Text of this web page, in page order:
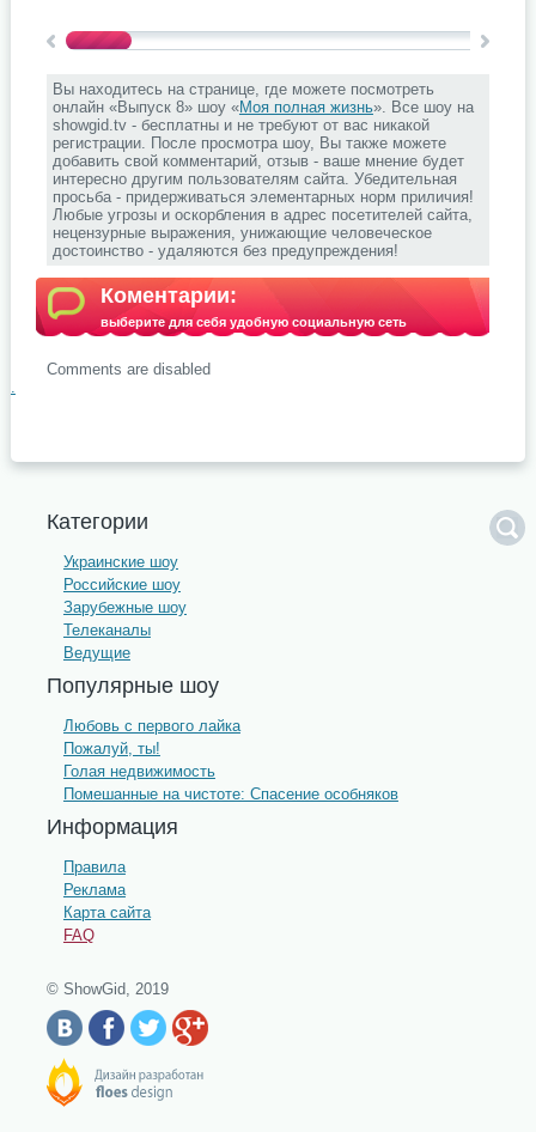
Вы находитесь на странице, где можете посмотреть
онлайн «Выпуск 8» шоу «Моя полная жизнь». Все шоу на
showgid.tv - бесплатны и не требуют от вас никакой
регистрации. После просмотра шоу, Вы также можете
добавить свой комментарий, отзыв - ваше мнение будет
интересно другим пользователям сайта. Убедительная
просьба - придерживаться элементарных норм приличия!
Любые угрозы и оскорбления в адрес посетителей сайта,
нецензурные выражения, унижающие человеческое
достоинство - удаляются без предупреждения!
Коментарии:
выберите для себя удобную социальную сеть
Comments are disabled
.
Категории
Украинские шоу
Российские шоу
Зарубежные шоу
Телеканалы
Ведущие
Популярные шоу
Любовь с первого лайка
Пожалуй, ты!
Голая недвижимость
Помешанные на чистоте: Спасение особняков
Информация
Правила
Реклама
Карта сайта
FAQ
© ShowGid, 2019